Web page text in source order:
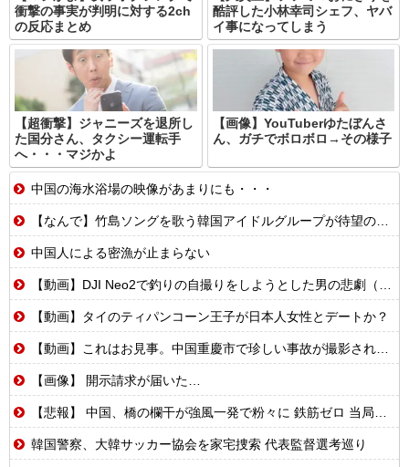
衝撃の事実が判明に対する2ch
の反応まとめ
酷評した小林幸司シェフ、ヤバ
イ事になってしまう
【超衝撃】ジャニーズを退所し
た国分さん、タクシー運転手
へ・・・マジかよ
【画像】YouTuberゆたぼんさ
ん、ガチでボロボロ→その様子
中国の海水浴場の映像があまりにも・・・
【なんで】竹島ソングを歌う韓国アイドルグループが待望の日本デビュー
中国人による密漁が止まらない
【動画】DJI Neo2で釣りの自撮りをしようとした男の悲劇（ノ∇`）
【動画】タイのティパンコーン王子が日本人女性とデートか？
【動画】これはお見事。中国重慶市で珍しい事故が撮影される。
【画像】 開示請求が届いた…
【悲報】 中国、橋の欄干が強風一発で粉々に 鉄筋ゼロ 当局「接着剤でくっつけただけ」「正常で、品質問題はない」
韓国警察、大韓サッカー協会を家宅捜索 代表監督選考巡り